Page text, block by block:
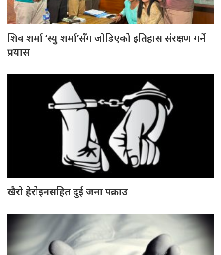
शिव शर्मा ‘स्यु शर्मा’सँग जोडिएको इतिहास संरक्षण गर्ने
प्रयास
खैरो हेरोइनसहित दुई जना पक्राउ